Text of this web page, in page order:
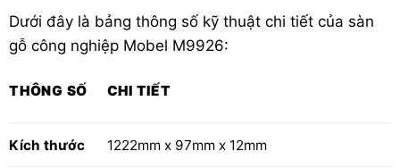
Dưới đây là bảng thông số kỹ thuật chi tiết của sàn
gỗ công nghiệp Mobel M9926:
THÔNG SỐ CHI TIẾT
Kích thước 1222mm x 97mm x 12mm